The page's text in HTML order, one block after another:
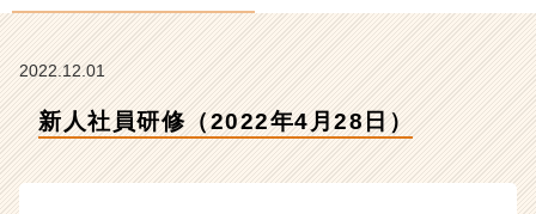
年
8
日）
ス・
2022.12.01
新人社員研修（2022年4月28日）